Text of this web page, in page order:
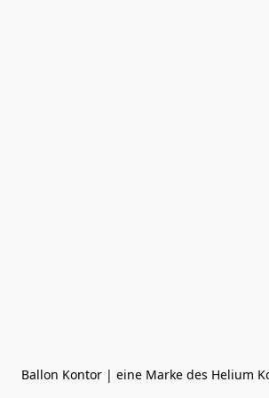
Ballon Kontor | eine Marke des Helium